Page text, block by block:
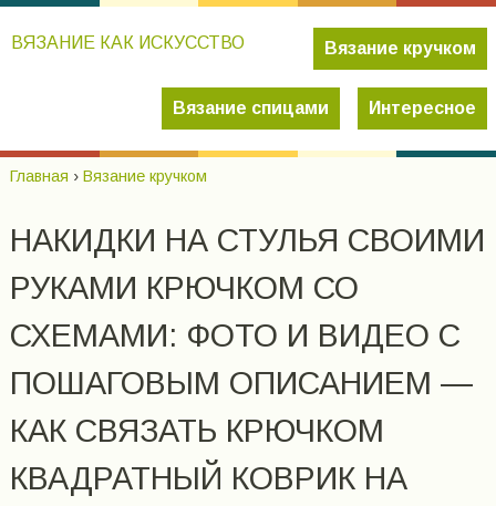
ВЯЗАНИЕ КАК ИСКУССТВО Вязание кручком
Вязание спицами Интересное
Главная › Вязание кручком
НАКИДКИ НА СТУЛЬЯ СВОИМИ
РУКАМИ КРЮЧКОМ СО
СХЕМАМИ: ФОТО И ВИДЕО С
ПОШАГОВЫМ ОПИСАНИЕМ —
КАК СВЯЗАТЬ КРЮЧКОМ
КВАДРАТНЫЙ КОВРИК НА